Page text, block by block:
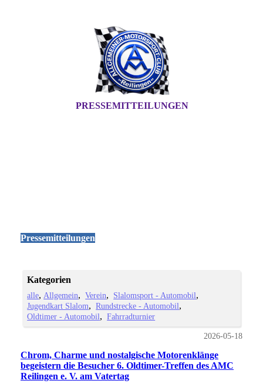
PRESSEMITTEILUNGEN
Pressemitteilungen
Kategorien
alle Allgemein Verein
Slalomsport - Automobil
Jugendkart Slalom
Rundstrecke - Automobil
Oldtimer - Automobil
Fahrradturnier
2026-05-18
Chrom, Charme und nostalgische Motorenklänge
begeistern die Besucher 6. Oldtimer-Treffen des AMC
Reilingen e. V. am Vatertag